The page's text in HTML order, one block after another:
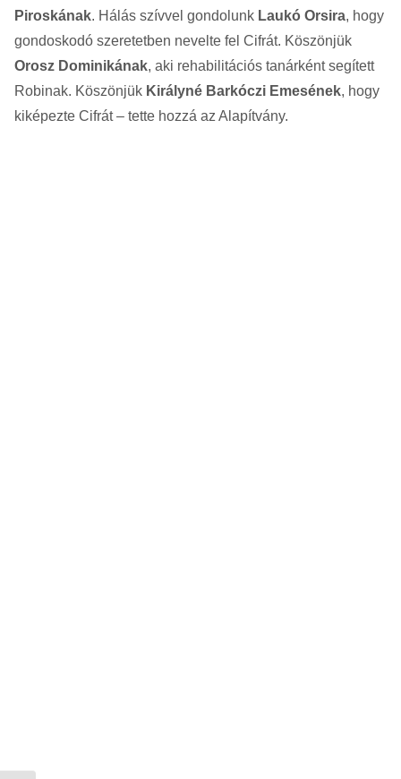
Piroskának. Hálás szívvel gondolunk Laukó Orsira, hogy
gondoskodó szeretetben nevelte fel Cifrát. Köszönjük
Orosz Dominikának, aki rehabilitációs tanárként segített
Robinak. Köszönjük Királyné Barkóczi Emesének, hogy
kiképezte Cifrát – tette hozzá az Alapítvány.